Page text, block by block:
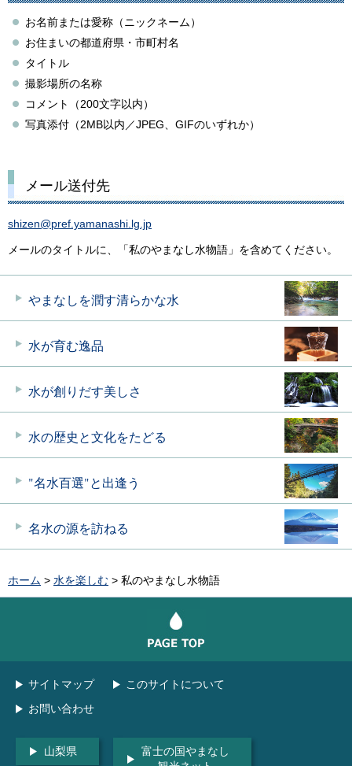
お名前または愛称（ニックネーム）
お住まいの都道府県・市町村名
タイトル
撮影場所の名称
コメント（200文字以内）
写真添付（2MB以内／JPEG、GIFのいずれか）
メール送付先
shizen@pref.yamanashi.lg.jp
メールのタイトルに、「私のやまなし水物語」を含めてください。
やまなしを潤す清らかな水
水が育む逸品
水が創りだす美しさ
水の歴史と文化をたどる
"名水百選"と出逢う
名水の源を訪ねる
ホーム > 水を楽しむ > 私のやまなし水物語
サイトマップ
このサイトについて
お問い合わせ
山梨県
富士の国やまなし